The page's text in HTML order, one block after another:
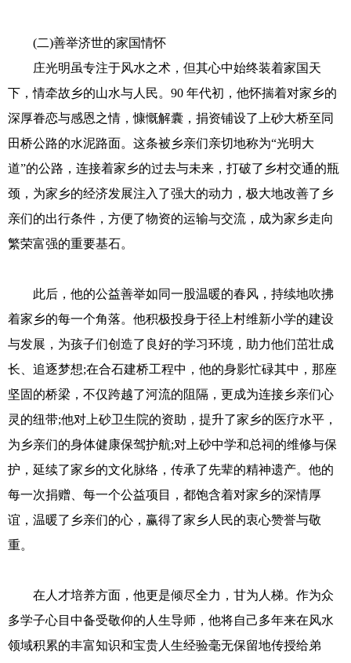
(二)善举济世的家国情怀
庄光明虽专注于风水之术，但其心中始终装着家国天
下，情牵故乡的山水与人民。90 年代初，他怀揣着对家乡的
深厚眷恋与感恩之情，慷慨解囊，捐资铺设了上砂大桥至同
田桥公路的水泥路面。这条被乡亲们亲切地称为“光明大
道”的公路，连接着家乡的过去与未来，打破了乡村交通的瓶
颈，为家乡的经济发展注入了强大的动力，极大地改善了乡
亲们的出行条件，方便了物资的运输与交流，成为家乡走向
繁荣富强的重要基石。
此后，他的公益善举如同一股温暖的春风，持续地吹拂
着家乡的每一个角落。他积极投身于径上村维新小学的建设
与发展，为孩子们创造了良好的学习环境，助力他们茁壮成
长、追逐梦想;在合石建桥工程中，他的身影忙碌其中，那座
坚固的桥梁，不仅跨越了河流的阻隔，更成为连接乡亲们心
灵的纽带;他对上砂卫生院的资助，提升了家乡的医疗水平，
为乡亲们的身体健康保驾护航;对上砂中学和总祠的维修与保
护，延续了家乡的文化脉络，传承了先辈的精神遗产。他的
每一次捐赠、每一个公益项目，都饱含着对家乡的深情厚
谊，温暖了乡亲们的心，赢得了家乡人民的衷心赞誉与敬
重。
在人才培养方面，他更是倾尽全力，甘为人梯。作为众
多学子心目中备受敬仰的人生导师，他将自己多年来在风水
领域积累的丰富知识和宝贵人生经验毫无保留地传授给弟